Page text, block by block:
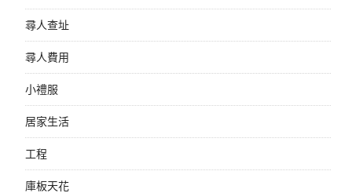
尋人查址
尋人費用
小禮服
居家生活
工程
庫板天花